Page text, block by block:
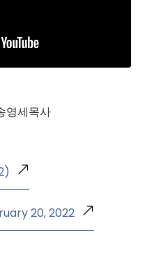
세목사
20, 2022